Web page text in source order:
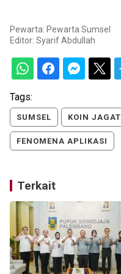
Pewarta: Pewarta Sumsel
Editor: Syarif Abdullah
Tags:
SUMSEL KOIN JAGAT
FENOMENA APLIKASI
Terkait